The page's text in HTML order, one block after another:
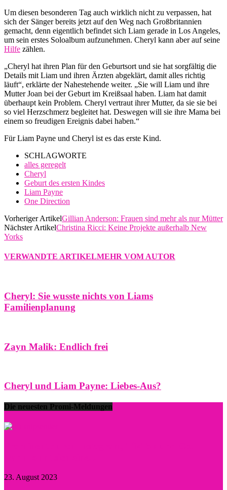
Um diesen besonderen Tag auch wirklich nicht zu verpassen, hat
sich der Sänger bereits jetzt auf den Weg nach Großbritannien
gemacht, denn eigentlich befindet sich Liam gerade in Los Angeles,
um sein erstes Soloalbum aufzunehmen. Cheryl kann aber auf seine
Hilfe zählen.
„Cheryl hat ihren Plan für den Geburtsort und sie hat sorgfältig die
Details mit Liam und ihren Ärzten abgeklärt, damit alles richtig
läuft“, erklärte der Nahestehende weiter. „Sie will Liam und ihre
Mutter Joan bei der Geburt im Kreißsaal haben. Liam hat damit
überhaupt kein Problem. Cheryl vertraut ihrer Mutter, da sie sie bei
so viel Herzschmerz begleitet hat. Deswegen will sie ihre Mama bei
einem so freudigen Ereignis dabei haben.“
Für Liam Payne und Cheryl ist es das erste Kind.
SCHLAGWORTE
alles geregelt
Cheryl
Geburt des ersten Kindes
Liam Payne
One Direction
Vorheriger ArtikelGillian Anderson: Frauen sind mehr als nur Mütter
Nächster ArtikelChristina Ricci: Keine Projekte außerhalb New
Yorks
VERWANDTE ARTIKELMEHR VOM AUTOR
Cheryl: Sie wusste nichts von Liams
Familienplanung
Zayn Malik: Endlich frei
Cheryl und Liam Payne: Liebes-Aus?
Die neuesten Promi-Meldungen
23. August 2023